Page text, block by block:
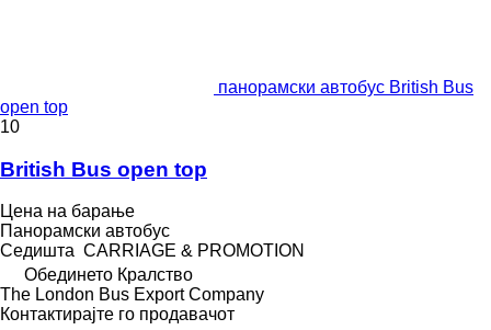
панорамски автобус British Bus
open top
10
British Bus open top
Цена на барање
Панорамски автобус
Седишта CARRIAGE & PROMOTION
Обединето Кралство
The London Bus Export Company
Контактирајте го продавачот